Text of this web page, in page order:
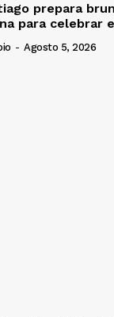
prepara
para celebrar
- Agosto 5, 2026